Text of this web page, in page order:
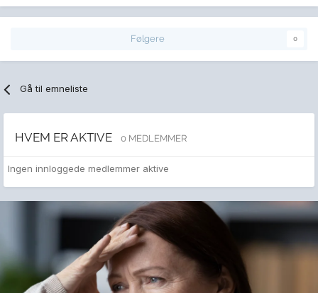
Følgere 0
Gå til emneliste
HVEM ER AKTIVE 0 MEDLEMMER
Ingen innloggede medlemmer aktive